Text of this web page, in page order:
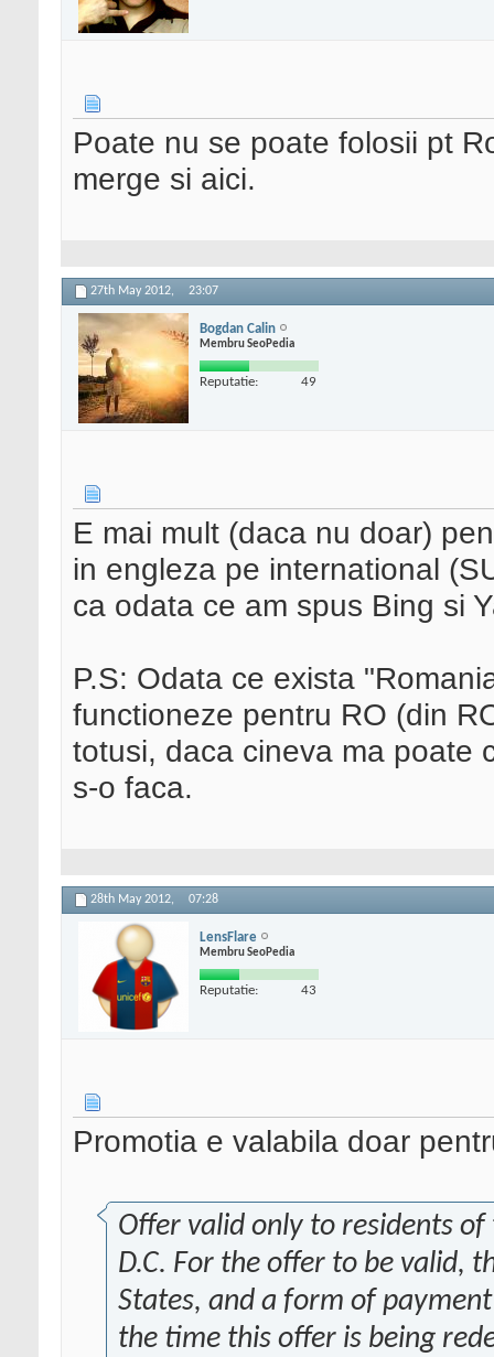
Poate nu se poate folosii pt
merge si aici.
27th May 2012, 23:07
Bogdan Calin
Membru SeoPedia
Reputatie: 49
E mai mult (daca nu doar)
in engleza pe international
ca odata ce am spus Bing si
P.S: Odata ce exista
functioneze pentru RO (din
totusi, daca cineva ma poate
s-o faca.
28th May 2012, 07:28
LensFlare
Membru SeoPedia
Reputatie: 43
Promotia e valabila doar
Offer valid only to residents
D.C. For the offer to be valid,
States, and a form of
the time this offer is being